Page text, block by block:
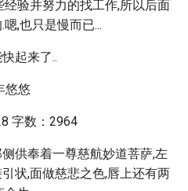
验并努力的找工作,所以后面
,也只是慢而已...
起来了..
悠悠
字数：2964
供奉着一尊慈航妙道菩萨,左
状,面做慈悲之色,唇上还有两